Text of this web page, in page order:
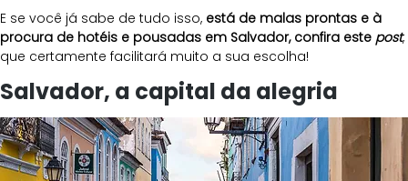
E se você já sabe de tudo isso, está de malas prontas e à
procura de hotéis e pousadas em Salvador, confira este post,
que certamente facilitará muito a sua escolha!
Salvador, a capital da alegria